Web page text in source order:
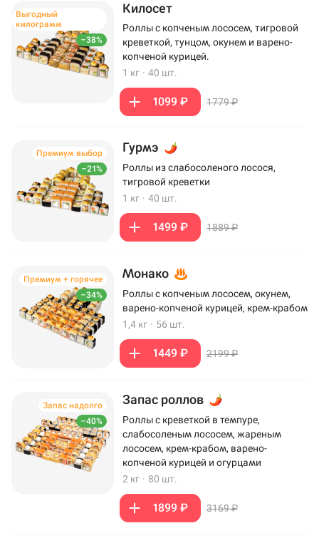
–38%
Выгодный
килограмм
Килосет
Роллы с копченым лососем, тигровой
креветкой, тунцом, окунем и варено-
копченой курицей.
1 кг · 40 шт.
1099 ₽ 1779 ₽
–21%
Премиум выбор Гурмэ
Роллы из слабосоленого лосося,
тигровой креветки
1 кг · 40 шт.
1499 ₽ 1889 ₽
–34%
Премиум + горячее Монако
Роллы с копченым лососем, окунем,
варено-копченой курицей, крем-крабом
1,4 кг · 56 шт.
1449 ₽ 2199 ₽
–40%
Запас надолго Запас роллов
Роллы с креветкой в темпуре,
слабосоленым лососем, жареным
лососем, крем-крабом, варено-
копченой курицей и огурцами
2 кг · 80 шт.
1899 ₽ 3169 ₽